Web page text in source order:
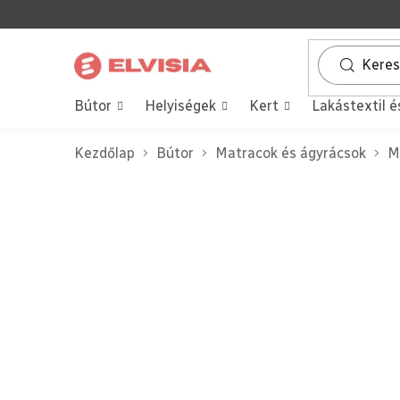
a
tartalomhoz
Bútor Helyiségek Kert Lakástextil
Kezdőlap Bútor Matracok és ágyrácsok